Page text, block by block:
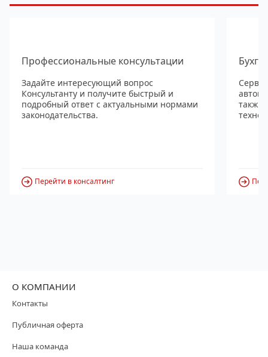
Профессиональные консультации
Задайте интересующий вопрос
Консультанту и получите быстрый и
подробный ответ с актуальными нормами
законодательства.
Перейти в консалтинг
также
О КОМПАНИИ
Контакты
Публичная оферта
Наша команда